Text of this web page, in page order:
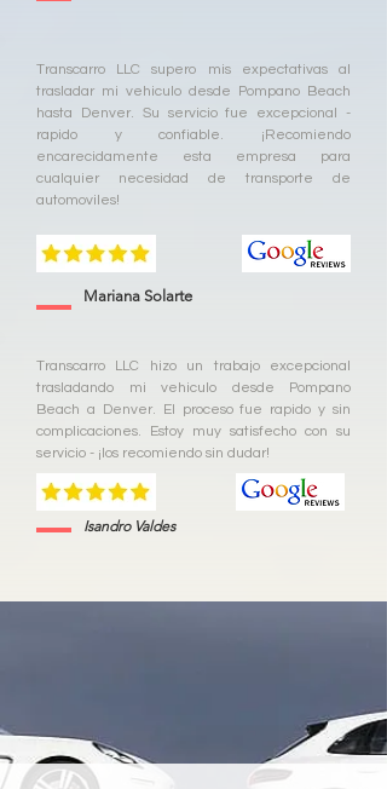
Transcarro LLC supero mis expectativas al
trasladar mi vehiculo desde Pompano Beach
hasta Denver. Su servicio fue excepcional -
rapido y confiable. ¡Recomiendo
encarecidamente esta empresa para
cualquier necesidad de transporte de
automoviles!
Mariana Solarte
Transcarro LLC hizo un trabajo excepcional
trasladando mi vehiculo desde Pompano
Beach a Denver. El proceso fue rapido y sin
complicaciones. Estoy muy satisfecho con su
servicio - ¡los recomiendo sin dudar!
Isandro Valdes